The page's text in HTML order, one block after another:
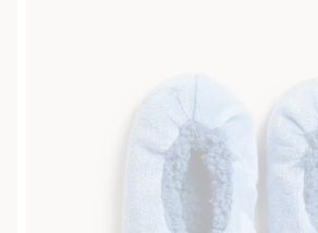
Gratis fraktalternativer